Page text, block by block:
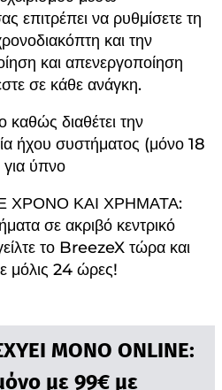
επιτρέπει να ρυθμίσετε τη
και την
και απενεργοποίηση
σε κάθε ανάγκη.
καθώς διαθέτει την
ήχου συστήματος (μόνο 18
για ύπνο
ΧΡΟΝΟ ΚΑΙ ΧΡΗΜΑΤΑ:
σε ακριβό κεντρικό
το BreezeX τώρα και
μόλις 24 ώρες!
ΜΟΝΟ ONLINE:
με 99€ με